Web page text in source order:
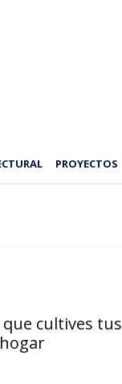
PROYECTOS
que cultives tus